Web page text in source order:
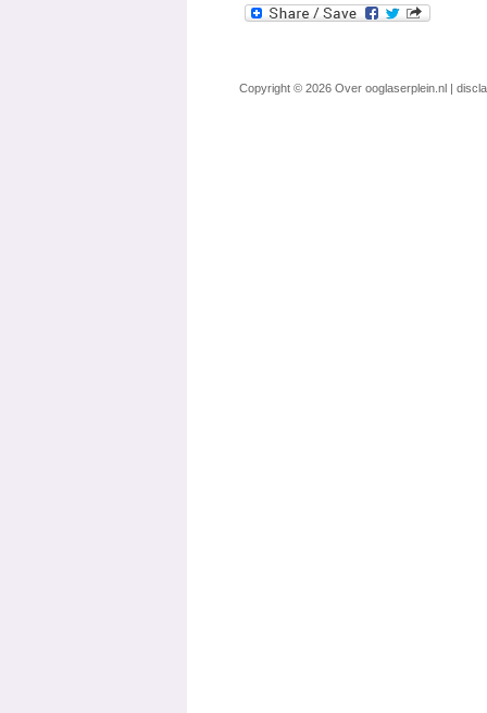
Copyright © 2026 Over ooglaserplein.nl |